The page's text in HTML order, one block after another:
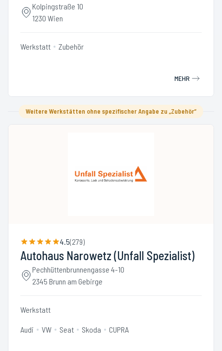
Kolpingstraße 10
1230 Wien
Werkstatt Zubehör
MEHR
Weitere Werkstätten ohne spezifischer Angabe zu „Zubehör“
4.5(279)
Autohaus Narowetz (Unfall Spezialist)
Pechhüttenbrunnengasse 4-10
2345 Brunn am Gebirge
Werkstatt
Audi VW Seat Skoda CUPRA